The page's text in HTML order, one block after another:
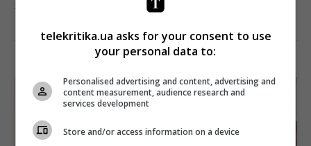
ще, можливо, «Катинь».
Поділитись: Facebook Twitter
telekritika.ua asks for your consent to use
your personal data to:
Personalised advertising and content, advertising and
content measurement, audience research and
services development
Store and/or access information on a device